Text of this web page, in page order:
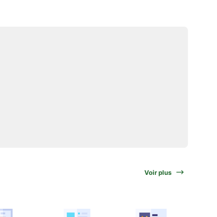
Voir plus